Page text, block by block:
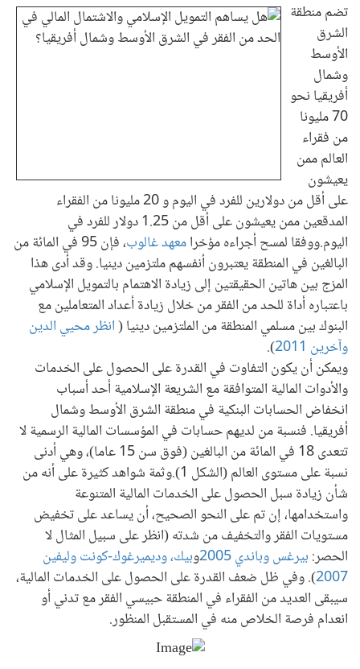
تضم منطقة
الشرق
الأوسط
وشمال
أفريقيا نحو
70 مليونا
من فقراء
العالم ممن
يعيشون
على أقل من دولارين للفرد في اليوم و 20 مليونا من الفقراء
المدقعين ممن يعيشون على أقل من 1.25 دولار للفرد في
اليوم.ووفقا لمسح أجراءه مؤخرامعهد غالوب
، فإن 95 في المائة من
البالغين في المنطقة يعتبرون أنفسهم ملتزمين دينيا. وقد أدى هذا
المزج بين هاتين الحقيقتين إلى زيادة الاهتمام بالتمويل الإسلامي
باعتباره أداة للحد من الفقر من خلال زيادة أعداد المتعاملين مع
البنوك بين مسلمي المنطقة من الملتزمين دينيا (انظر محيي الدين
وآخرين 2011
).
ويمكن أن يكون التفاوت في القدرة على الحصول على الخدمات
والأدوات المالية المتوافقة مع الشريعة الإسلامية أحد أسباب
انخفاض الحسابات البنكية في منطقة الشرق الأوسط وشمال
أفريقيا. فنسبة من لديهم حسابات في المؤسسات المالية الرسمية لا
تتعدى 18 في المائة من البالغين (فوق سن 15 عاما)، وهي أدنى
نسبة على مستوى العالم (الشكل 1).وثمة شواهد كثيرة على أنه من
شأن زيادة سبل الحصول على الخدمات المالية المتنوعة
واستخدامها، إن تم على النحو الصحيح، أن يساعد على تخفيض
مستويات الفقر والتخفيف من شدته (انظر على سبيل المثال لا
الحصر: بيرغس وباندي 2005 وبيك، وديميرغوك-كونت وليفين
2007). وفي ظل ضعف القدرة على الحصول على الخدمات المالية،
سيبقى العديد من الفقراء في المنطقة حبيسي الفقر مع تدني أو
انعدام فرصة الخلاص منه في المستقبل المنظور.